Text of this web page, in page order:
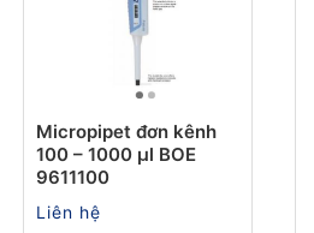
Micropipet đơn kênh
100 – 1000 µl BOE
9611100
Liên hệ